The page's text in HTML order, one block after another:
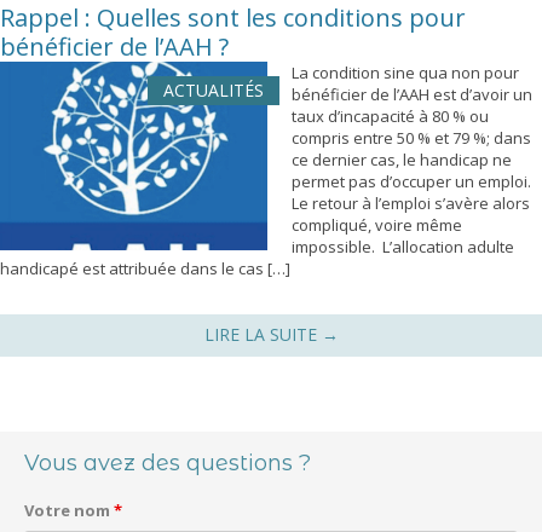
Rappel : Quelles sont les conditions pour
bénéficier de l’AAH ?
ACTUALITÉS
La condition sine qua non pour
bénéficier de l’AAH est d’avoir un
taux d’incapacité à 80 % ou
compris entre 50 % et 79 %; dans
ce dernier cas, le handicap ne
permet pas d’occuper un emploi.
Le retour à l’emploi s’avère alors
compliqué, voire même
impossible. L’allocation adulte
handicapé est attribuée dans le cas […]
LIRE LA SUITE →
Vous avez des questions ?
Votre nom *